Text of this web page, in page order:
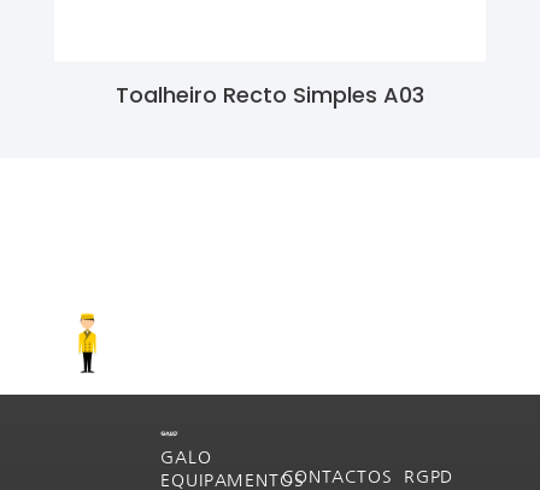
Toalheiro Recto Simples A03
GALO
EQUIPAMENTOSCONTACTOS RGPD